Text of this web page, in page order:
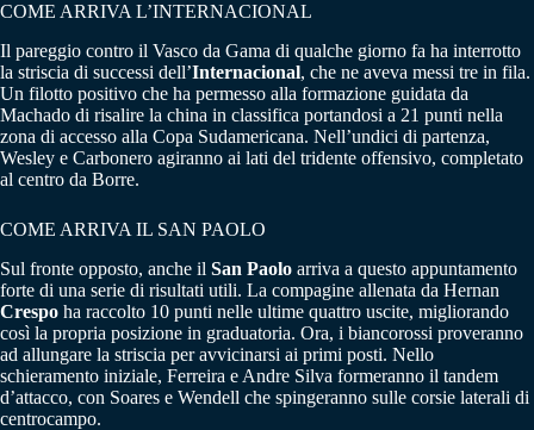
COME ARRIVA L’INTERNACIONAL
Il pareggio contro il Vasco da Gama di qualche giorno fa ha interrotto
la striscia di successi dell’Internacional, che ne aveva messi tre in fila.
Un filotto positivo che ha permesso alla formazione guidata da
Machado di risalire la china in classifica portandosi a 21 punti nella
zona di accesso alla Copa Sudamericana. Nell’undici di partenza,
Wesley e Carbonero agiranno ai lati del tridente offensivo, completato
al centro da Borre.
COME ARRIVA IL SAN PAOLO
Sul fronte opposto, anche il San Paolo arriva a questo appuntamento
forte di una serie di risultati utili. La compagine allenata da Hernan
Crespo ha raccolto 10 punti nelle ultime quattro uscite, migliorando
così la propria posizione in graduatoria. Ora, i biancorossi proveranno
ad allungare la striscia per avvicinarsi ai primi posti. Nello
schieramento iniziale, Ferreira e Andre Silva formeranno il tandem
d’attacco, con Soares e Wendell che spingeranno sulle corsie laterali di
centrocampo.